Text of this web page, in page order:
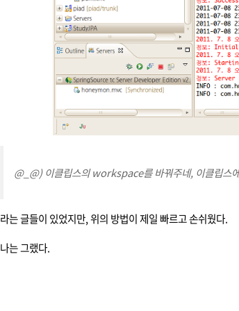
@_@) 이클립스의 workspace를 바꿔주네, 이클립스
라는 글들이 있었지만, 위의 방법이 제일 빠르고 손쉬웠다.
나는 그랬다.